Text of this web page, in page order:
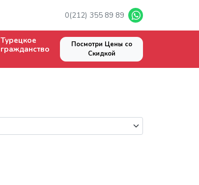
0(212) 355 89 89
Турецкое
гражданство
Посмотри Цены со
Скидкой